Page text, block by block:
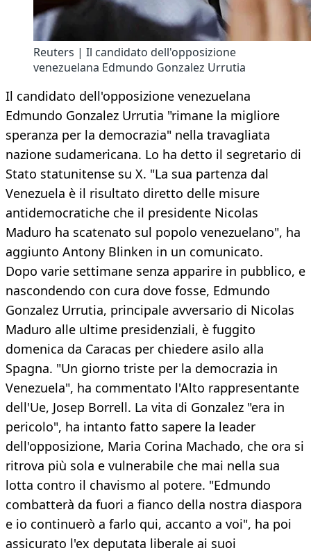
Reuters | Il candidato dell'opposizione
venezuelana Edmundo Gonzalez Urrutia
Il candidato dell'opposizione venezuelana
Edmundo Gonzalez Urrutia "rimane la migliore
speranza per la democrazia" nella travagliata
nazione sudamericana. Lo ha detto il segretario di
Stato statunitense su X. "La sua partenza dal
Venezuela è il risultato diretto delle misure
antidemocratiche che il presidente Nicolas
Maduro ha scatenato sul popolo venezuelano", ha
aggiunto Antony Blinken in un comunicato.
Dopo varie settimane senza apparire in pubblico, e
nascondendo con cura dove fosse, Edmundo
Gonzalez Urrutia, principale avversario di Nicolas
Maduro alle ultime presidenziali, è fuggito
domenica da Caracas per chiedere asilo alla
Spagna. "Un giorno triste per la democrazia in
Venezuela", ha commentato l'Alto rappresentante
dell'Ue, Josep Borrell. La vita di Gonzalez "era in
pericolo", ha intanto fatto sapere la leader
dell'opposizione, Maria Corina Machado, che ora si
ritrova più sola e vulnerabile che mai nella sua
lotta contro il chavismo al potere. "Edmundo
combatterà da fuori a fianco della nostra diaspora
e io continuerò a farlo qui, accanto a voi", ha poi
assicurato l'ex deputata liberale ai suoi